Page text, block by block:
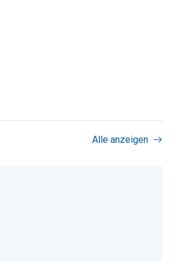
Alle anzeigen